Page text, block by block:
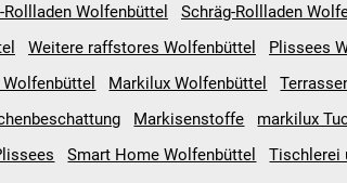
Rollladen Wolfenbüttel Schräg-Rollladen
Weitere raffstores Wolfenbüttel Plissees
Markilux Wolfenbüttel
Markisenstoffe markilux
Smart Home Wolfenbüttel Tischlerei